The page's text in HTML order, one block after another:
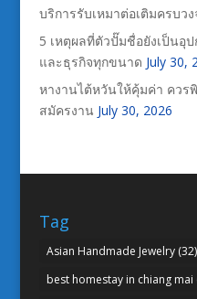
บริการรับเหมาต่อเติมครบวง
5 เหตุผลที่ตัวปั๊มชื่อยังเป็น
และธุรกิจทุกขนาด July 30,
หางานไต้หวันให้คุ้มค่า คว
สมัครงาน July 30, 2026
Tag
Asian Handmade Jewelry(32)
best homestay in chiang mai